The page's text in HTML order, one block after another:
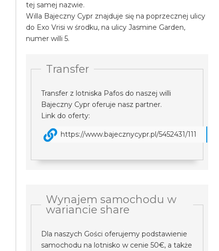
tej samej nazwie.
Willa Bajeczny Cypr znajduje się na poprzecznej ulicy
do Exo Vrisi w środku, na ulicy Jasmine Garden,
numer willi 5.
Transfer
Transfer z lotniska Pafos do naszej willi
Bajeczny Cypr oferuje nasz partner.
Link do oferty:
https://www.bajecznycypr.pl/5452431/111
Wynajem samochodu w
wariancie share
Dla naszych Gości oferujemy podstawienie
samochodu na lotnisko w cenie 50€, a także